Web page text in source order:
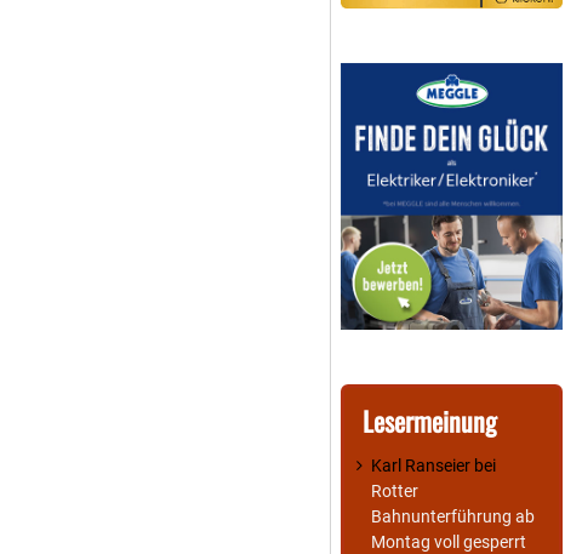
Lesermeinung
Karl Ranseier bei
Rotter
Bahnunterführung ab
Montag voll gesperrt